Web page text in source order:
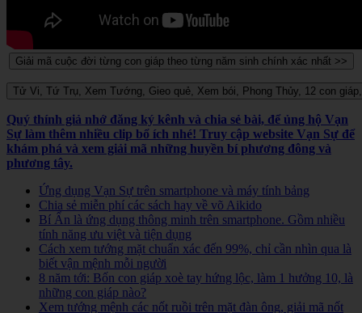
Quý thính giả nhớ đăng ký kênh và chia sẻ bài, để ủng hộ Vạn
Sự làm thêm nhiều clip bổ ích nhé! Truy cập website Vạn Sự để
khám phá và xem giải mã những huyền bí phương đông và
phương tây.
Ứng dụng Vạn Sự trên smartphone và máy tính bảng
Chia sẻ miễn phí các sách hay về võ Aikido
Bí Ẩn là ứng dụng thông minh trên smartphone. Gồm nhiều
tính năng ưu việt và tiện dụng
Cách xem tướng mặt chuẩn xác đến 99%, chỉ cần nhìn qua là
biết vận mệnh mỗi người
8 năm tới: Bốn con giáp xoè tay hứng lộc, làm 1 hưởng 10, là
những con giáp nào?
Xem tướng mệnh các nốt ruồi trên mặt đàn ông, giải mã nốt